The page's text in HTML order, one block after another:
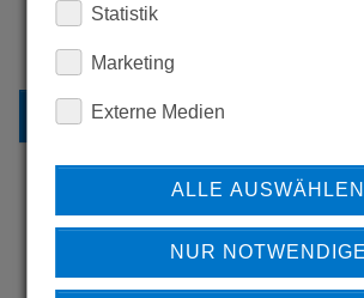
ERFAHREN SIE MEHR
UNSERE REFERENZEN
REFERENZEN
HABEN SIE
KONTAKTIEREN SIE
Statistik
Marketing
Externe Medien
ALLE AUSWÄHLEN
NUR NOTWENDIGE